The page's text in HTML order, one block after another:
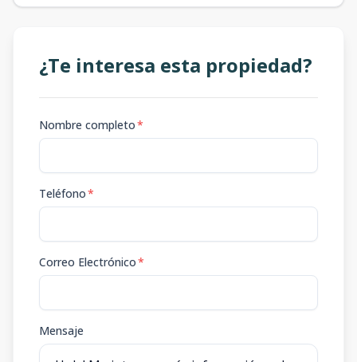
¿Te interesa esta propiedad?
Nombre completo*
Teléfono*
Correo Electrónico*
Mensaje